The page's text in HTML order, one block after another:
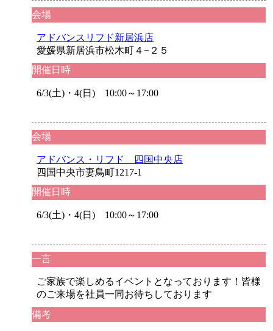
会場
アドバンスリフド新居浜店
愛媛県新居浜市松木町４−２５
開催日時
6/3(土)・4(日) 10:00～17:00
会場
アドバンス・リフド 四国中央店
四国中央市妻鳥町1217-1
開催日時
6/3(土)・4(日) 10:00～17:00
一言
ご家族で楽しめるイベントとなっております！皆様
のご来場を社員一同お待ちしております
備考